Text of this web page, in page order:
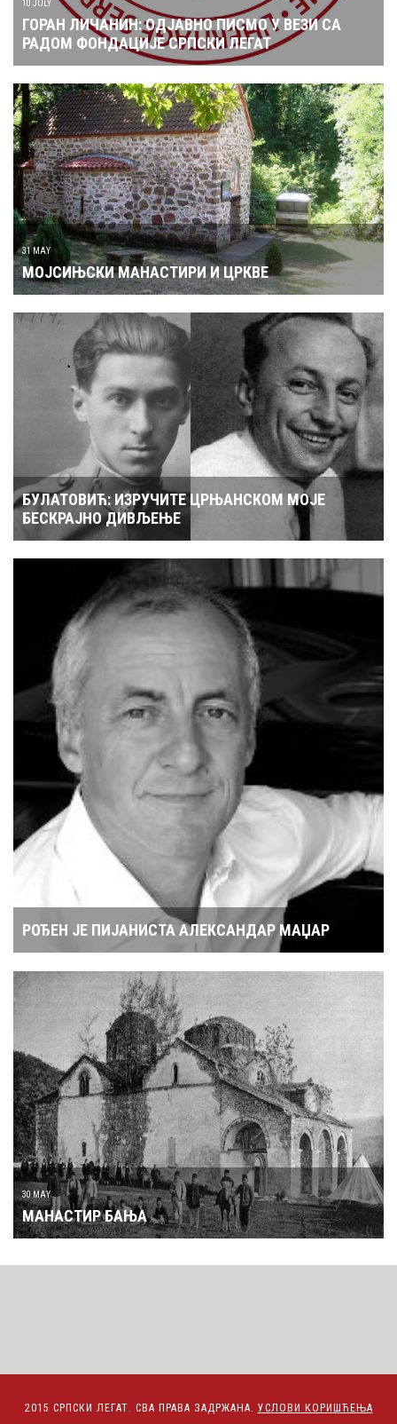
10 JULY
ГОРАН ЛИЧАНИН: ОДЈАВНО ПИСМО У ВЕЗИ СА
РАДОМ ФОНДАЦИЈЕ СРПСКИ ЛЕГАТ
31 MAY
МОЈСИЊСКИ МАНАСТИРИ И ЦРКВЕ
БУЛАТОВИЋ: ИЗРУЧИТЕ ЦРЊАНСКОМ МОЈЕ
БЕСКРАЈНО ДИВЉЕЊЕ
РОЂЕН ЈЕ ПИЈАНИСТА АЛЕКСАНДАР МАЏАР
30 MAY
МАНАСТИР БАЊА
2015 СРПСКИ ЛЕГАТ. СВА ПРАВА ЗАДРЖАНА. УСЛОВИ КОРИШЋЕЊА